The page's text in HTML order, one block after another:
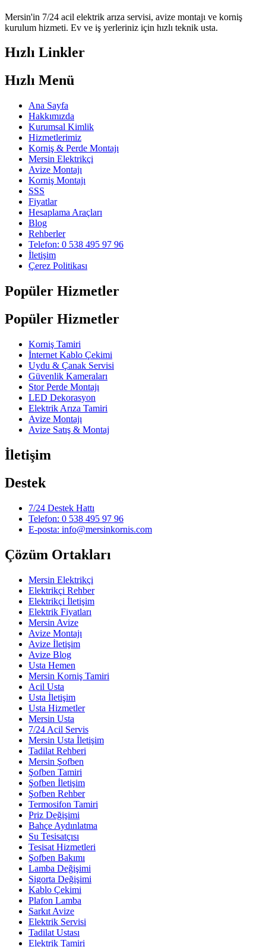
Mersin'in 7/24 acil elektrik arıza servisi, avize montajı ve korniş
kurulum hizmeti. Ev ve iş yerleriniz için hızlı teknik usta.
Hızlı Linkler
Hızlı Menü
Ana Sayfa
Hakkımızda
Kurumsal Kimlik
Hizmetlerimiz
Korniş & Perde Montajı
Mersin Elektrikçi
Avize Montajı
Korniş Montajı
SSS
Fiyatlar
Hesaplama Araçları
Blog
Rehberler
Telefon: 0 538 495 97 96
İletişim
Çerez Politikası
Popüler Hizmetler
Popüler Hizmetler
Korniş Tamiri
İnternet Kablo Çekimi
Uydu & Çanak Servisi
Güvenlik Kameraları
Stor Perde Montajı
LED Dekorasyon
Elektrik Arıza Tamiri
Avize Montajı
Avize Satış & Montaj
İletişim
Destek
7/24 Destek Hattı
Telefon: 0 538 495 97 96
E-posta: info@mersinkornis.com
Çözüm Ortakları
Mersin Elektrikçi
Elektrikçi Rehber
Elektrikçi İletişim
Elektrik Fiyatları
Mersin Avize
Avize Montajı
Avize İletişim
Avize Blog
Usta Hemen
Mersin Korniş Tamiri
Acil Usta
Usta İletişim
Usta Hizmetler
Mersin Usta
7/24 Acil Servis
Mersin Usta İletişim
Tadilat Rehberi
Mersin Şofben
Şofben Tamiri
Şofben İletişim
Şofben Rehber
Termosifon Tamiri
Priz Değişimi
Bahçe Aydınlatma
Su Tesisatçısı
Tesisat Hizmetleri
Şofben Bakımı
Lamba Değişimi
Sigorta Değişimi
Kablo Çekimi
Plafon Lamba
Sarkıt Avize
Elektrik Servisi
Tadilat Ustası
Elektrik Tamiri